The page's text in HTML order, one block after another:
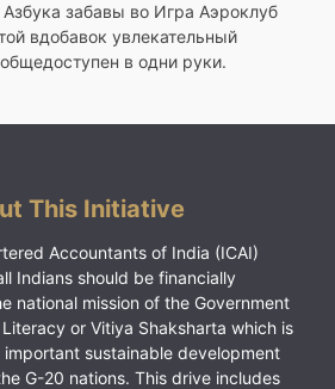
забавы во Игра Аэроклуб
вдобавок увлекательный
в одни руки.
This Initiative
Accountants of India (ICAI)
Indians should be financially
national mission of the Government
or Vitiya Shaksharta which is
sustainable development
G-20 nations. This drive includes